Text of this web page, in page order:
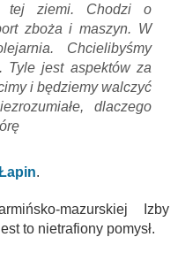
tej ziemi. Chodzi o
zboża i maszyn. W
Chcielibyśmy
Tyle jest aspektów za
i będziemy walczyć
dlaczego
.
mazurskiej Izby
to nietrafiony pomysł.